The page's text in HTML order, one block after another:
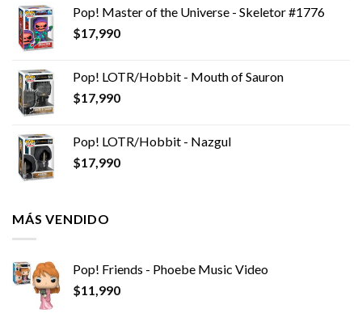
Pop! Master of the Universe - Skeletor #1776
$17,990
Pop! LOTR/Hobbit - Mouth of Sauron
$17,990
Pop! LOTR/Hobbit - Nazgul
$17,990
MÁS VENDIDO
Pop! Friends - Phoebe Music Video
$11,990